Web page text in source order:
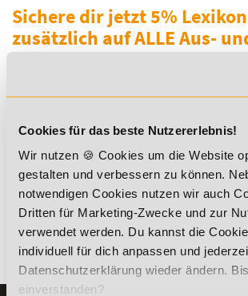
Cookies für das beste Nutzererlebnis!
Wir nutzen 🍪 Cookies um die Website
gestalten und verbessern zu können.
notwendigen Cookies nutzen wir auch
Dritten für Marketing-Zwecke und zur
verwendet werden. Du kannst die
individuell für dich anpassen und
Datenschutzerklärung wieder ändern.
einverstanden?
Sichere dir jetzt 5%
zusätzlich auf ALLE Aus-
Weiterbildungen!
*Der Rabattcode "NEUGIER5" ist mit
kombinierbar. Wir informieren dich gern.
Es gibt keine Einträge mit diesem